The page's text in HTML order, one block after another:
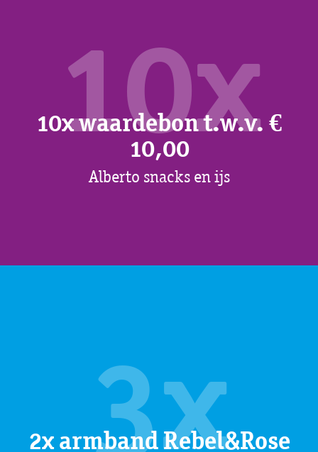
10x
10x waardebon t.w.v. €
10,00
Alberto snacks en ijs
3x
2x armband Rebel&Rose